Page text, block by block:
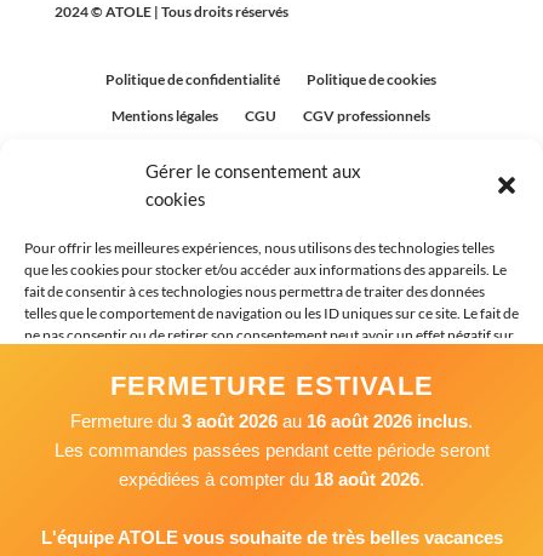
Gérer le consentement aux
cookies
Pour offrir les meilleures expériences, nous utilisons des technologies telles
que les cookies pour stocker et/ou accéder aux informations des appareils. Le
fait de consentir à ces technologies nous permettra de traiter des données
telles que le comportement de navigation ou les ID uniques sur ce site. Le fait de
ne pas consentir ou de retirer son consentement peut avoir un effet négatif sur
Accepter
Refuser
Voir les préférences
2024 © ATOLE | Tous droits réservés
Politique de confidentialité
Politique de cookies
Mentions légales
CGU
CGV professionnels
FERMETURE ESTIVALE
Fermeture du 3 août 2026 au 16 août 2026 inclus.
Les commandes passées pendant cette période seront
expédiées à compter du 18 août 2026.
L'équipe ATOLE vous souhaite de très belles vacances